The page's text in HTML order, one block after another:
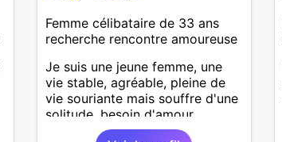
Femme célibataire de 33 ans
recherche rencontre amoureuse
Je suis une jeune femme, une
vie stable, agréable, pleine de
vie souriante mais souffre d'une
solitude, besoin d'amour,
d'entente, de rire, sorties,